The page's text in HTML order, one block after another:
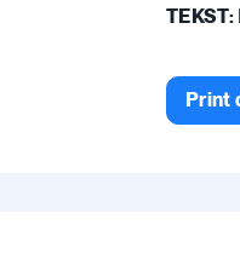
TEKST:
Print